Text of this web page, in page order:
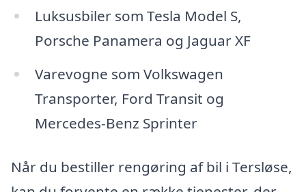
Luksusbiler som Tesla Model S,
Porsche Panamera og Jaguar XF
Varevogne som Volkswagen
Transporter, Ford Transit og
Mercedes-Benz Sprinter
Når du bestiller rengøring af bil i Tersløse,